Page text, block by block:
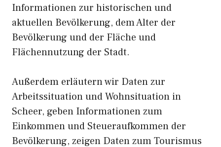
Informationen zur historischen und
aktuellen Bevölkerung, dem Alter der
Bevölkerung und der Fläche und
Flächennutzung der Stadt.
Außerdem erläutern wir Daten zur
Arbeitssituation und Wohnsituation in
Scheer, geben Informationen zum
Einkommen und Steueraufkommen der
Bevölkerung, zeigen Daten zum Tourismus